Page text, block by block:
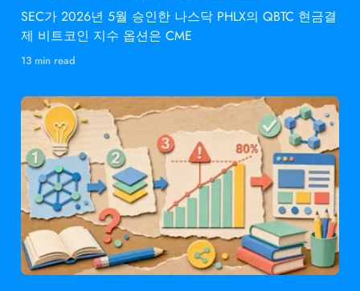
SEC가 2026년 5월 승인한 나스닥 PHLX의 QBTC 현금결
제 비트코인 지수 옵션은 CME
13 min read